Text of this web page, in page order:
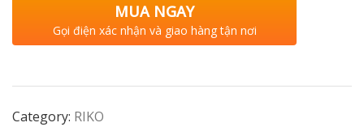
MUA NGAY
Gọi điện xác nhận và giao hàng tận nơi
Category: RIKO